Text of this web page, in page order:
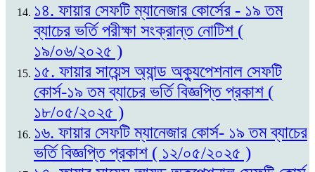
১৪. ফায়ার সেফটি ম্যানেজার কোর্সের - ১৯ তম
ব্যাচের ভর্তি পরীক্ষা সংক্রান্ত নোটিশ (
১৯/০৬/২০২৫ )
১৫. ফায়ার সায়েন্স অ্যান্ড অক্যুপেশনাল সেফটি
কোর্স-১৯ তম ব্যাচের ভর্তি বিজ্ঞপ্তি প্রকাশ (
১৮/০৫/২০২৫ )
১৬. ফায়ার সেফটি ম্যানেজার কোর্স- ১৯ তম ব্যাচের
ভর্তি বিজ্ঞপ্তি প্রকাশ ( ১২/০৫/২০২৫ )